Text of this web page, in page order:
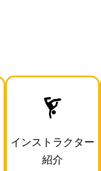
インストラクター
紹介